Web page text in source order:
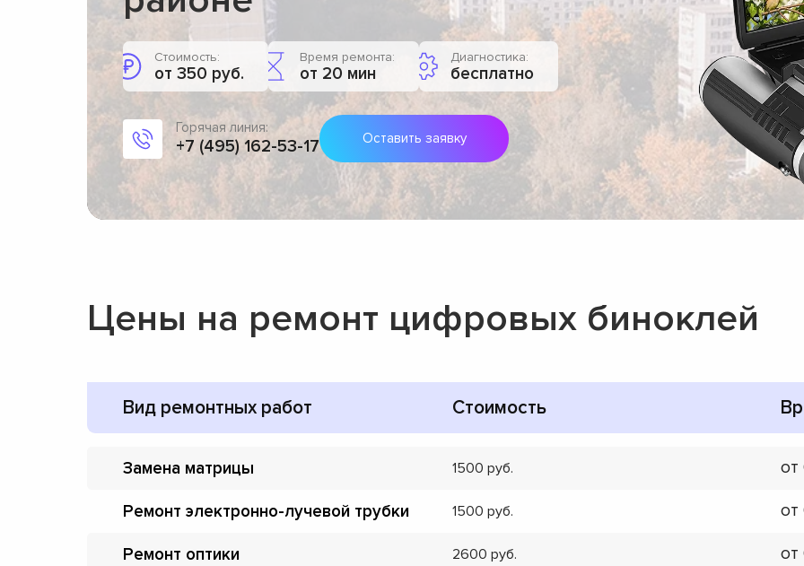
Стоимость:
от 350 руб.
Время ремонта:
от 20 мин
Диагностика:
бесплатно
Горячая линия:
+7 (495) 162-53-17 Оставить заявку
Цены на ремонт цифровых биноклей
Вид ремонтных работ Стоимость
Замена матрицы 1500
Ремонт электронно-лучевой трубки 1500
Ремонт оптики 2600